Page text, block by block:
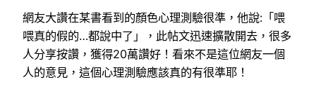
網友大讚在某書看到的顏色心理測驗很準，他說:「喂
喂真的假的…都說中了」，此帖文迅速擴散開去，很多
人分享按讚，獲得20萬讚好！看來不是這位網友一個
人的意見，這個心理測驗應該真的有很準耶！